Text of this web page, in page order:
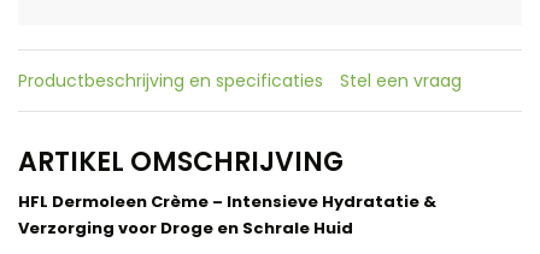
Productbeschrijving en specificaties Stel een vraag
ARTIKEL OMSCHRIJVING
HFL Dermoleen Crème – Intensieve Hydratatie &
Verzorging voor Droge en Schrale Huid